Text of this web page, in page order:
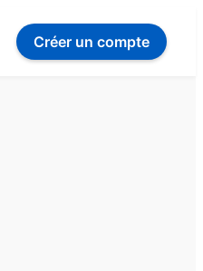
Créer un compte